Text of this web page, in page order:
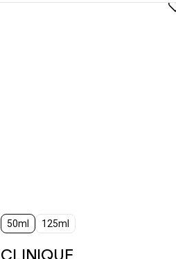
50ml 125ml
CLINIQUE